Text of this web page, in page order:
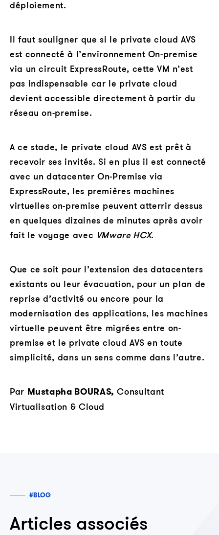
déploiement.
Il faut souligner que si le private cloud AVS
est connecté à l’environnement On-premise
via un circuit ExpressRoute, cette VM n’est
pas indispensable car le private cloud
devient accessible directement à partir du
réseau on-premise.
A ce stade, le private cloud AVS est prêt à
recevoir ses invités. Si en plus il est connecté
avec un datacenter On-Premise via
ExpressRoute, les premières machines
virtuelles on-premise peuvent atterrir dessus
en quelques dizaines de minutes après avoir
fait le voyage avec VMware HCX.
Que ce soit pour l’extension des datacenters
existants ou leur évacuation, pour un plan de
reprise d’activité ou encore pour la
modernisation des applications, les machines
virtuelle peuvent être migrées entre on-
premise et le private cloud AVS en toute
simplicité, dans un sens comme dans l’autre.
Par Mustapha BOURAS, Consultant
Virtualisation & Cloud
#BLOG
Articles associés